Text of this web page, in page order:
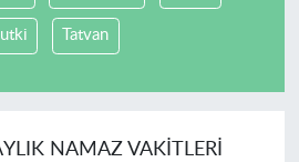
Tatvan
NAMAZ VAKITLERI